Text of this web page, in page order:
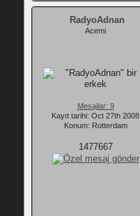
RadyoAdnan
Acemi
Mesajlar: 9
Kayıt tarihi: Oct 27th 2008
Konum: Rotterdam
1477667